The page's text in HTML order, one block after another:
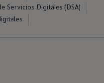
Servicios Digitales (DSA)